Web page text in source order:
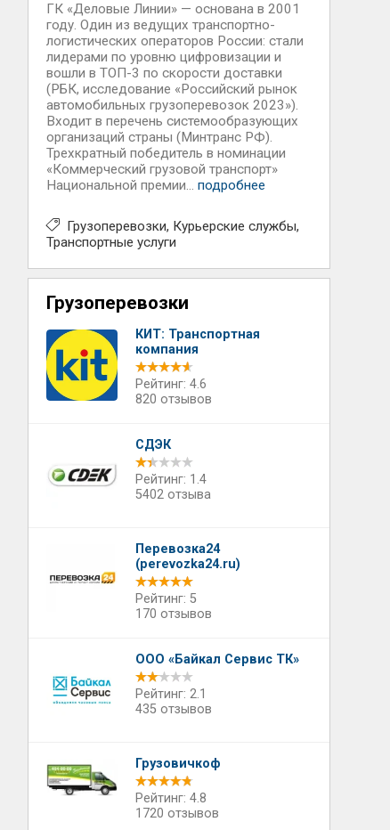
ГК «Деловые Линии» — основана в 2001
году. Один из ведущих транспортно-
логистических операторов России: стали
лидерами по уровню цифровизации и
вошли в ТОП-3 по скорости доставки
(РБК, исследование «Российский рынок
автомобильных грузоперевозок 2023»).
Входит в перечень системообразующих
организаций страны (Минтранс РФ).
Трехкратный победитель в номинации
«Коммерческий грузовой транспорт»
Национальной премии... подробнее
Грузоперевозки Курьерские службы
Транспортные услуги
Грузоперевозки
КИТ: Транспортная
компания
Рейтинг: 4.6
820 отзывов
СДЭК
Рейтинг: 1.4
5402 отзыва
Перевозка24
(perevozka24.ru)
Рейтинг: 5
170 отзывов
ООО «Байкал Сервис ТК»
Рейтинг: 2.1
435 отзывов
Грузовичкоф
Рейтинг: 4.8
1720 отзывов